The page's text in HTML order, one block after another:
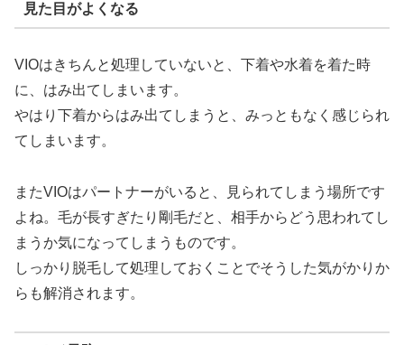
見た目がよくなる
VIOはきちんと処理していないと、下着や水着を着た時
に、はみ出てしまいます。
やはり下着からはみ出てしまうと、みっともなく感じられ
てしまいます。
またVIOはパートナーがいると、見られてしまう場所です
よね。毛が長すぎたり剛毛だと、相手からどう思われてし
まうか気になってしまうものです。
しっかり脱毛して処理しておくことでそうした気がかりか
らも解消されます。